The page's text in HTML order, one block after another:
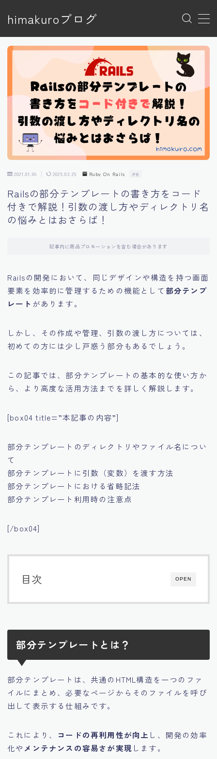
himakuroブログ
MENU
トップページ
プライバシーポリシー
プライバシーポリシー
利用規約／特定商取引法に基づく表記
有料記事の決済完了ページ
特定商取引法に基づく表記
運営者情報
2021.01.06 2025.03.29 Ruby On Rails PR
Railsの部分テンプレートの書き方をコード
付きで解説！引数の渡し方やディレクトリ名
の悩みとはおさらば！
記事内に商品プロモーションを含む場合があります
Railsの開発において、同じデザインや構造を持つ画面
要素を効率的に管理するための機能として 部分テンプ
レート があります。
しかし、その作成や管理、引数の渡し方については、
初めての方には少し戸惑う部分もあるでしょう。
この記事では、部分テンプレートの基本的な使い方か
ら、より高度な活用方法までを詳しく解説します。
[box04 title=”本記事の内容”]
部分テンプレートのディレクトリやファイル名につい
て
部分テンプレートに引数（変数）を渡す方法
部分テンプレートにおける省略記法
部分テンプレート利用時の注意点
[/box04]
OPEN
目次
部分テンプレートとは？
部分テンプレートは、共通のHTML構造を一つのファ
イルにまとめ、必要なページからそのファイルを呼び
出して表示する仕組みです。
これにより、 コードの再利用性が向上 し、開発の効率
化や メンテナンスの容易さが実現 します。